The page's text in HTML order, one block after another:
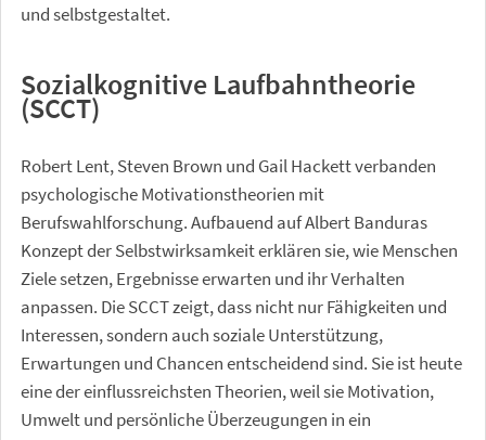
und selbstgestaltet.
Sozialkognitive Laufbahntheorie
(SCCT)
Robert Lent, Steven Brown und Gail Hackett verbanden
psychologische Motivationstheorien mit
Berufswahlforschung. Aufbauend auf Albert Banduras
Konzept der Selbstwirksamkeit erklären sie, wie Menschen
Ziele setzen, Ergebnisse erwarten und ihr Verhalten
anpassen. Die SCCT zeigt, dass nicht nur Fähigkeiten und
Interessen, sondern auch soziale Unterstützung,
Erwartungen und Chancen entscheidend sind. Sie ist heute
eine der einflussreichsten Theorien, weil sie Motivation,
Umwelt und persönliche Überzeugungen in ein